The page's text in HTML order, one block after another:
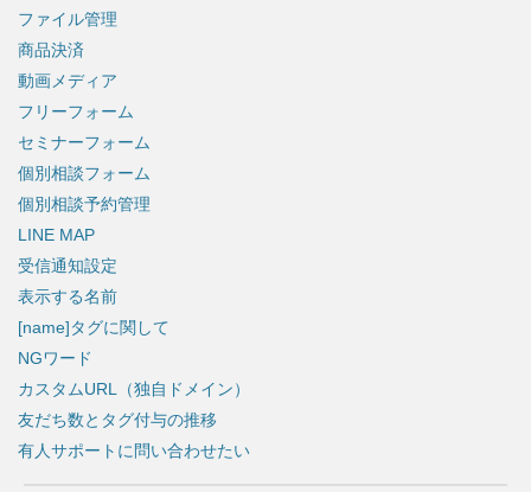
ファイル管理
商品決済
動画メディア
フリーフォーム
セミナーフォーム
個別相談フォーム
個別相談予約管理
LINE MAP
受信通知設定
表示する名前
[name]タグに関して
NGワード
カスタムURL（独自ドメイン）
友だち数とタグ付与の推移
有人サポートに問い合わせたい